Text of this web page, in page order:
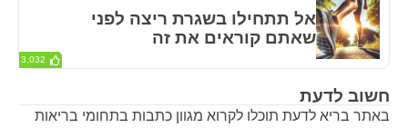
חשוב לדעת
באתר בריא לדעת תוכלו לקרוא מגוון כתבות בתחומי בריאות
אל תתחילו בשגרת ריצה לפני
שאתם קוראים את זה
3,032